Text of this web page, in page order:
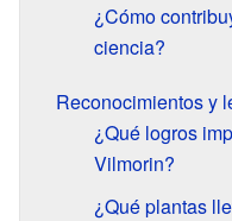
¿Cómo
ciencia?
Reconocimientos y
¿Qué logros
Vilmorin?
¿Qué plantas